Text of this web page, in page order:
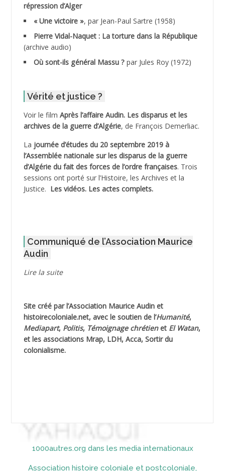
ADDALA Boualem*
ADDANE
ADDECHE Rachid
ADELIOUAT Vve AIT SAADA
ADJANI Khaled
ADJAOUT
ADNI Mohamed Akli
ADOUL Arab *
AGOULMINE
AHLOUCHE Mabrouk *
AIBLIED Ahmed
AICHEKADRA Sid Ahmed
AICI (ou AISSI) Laïd
répression d’Alger
« Une victoire », par Jean-Paul Sartre (1958)
Pierre Vidal-Naquet : La torture dans la République
(archive audio)
Où sont-ils général Massu ? par Jules Roy (1972)
Vérité et justice ?
Voir le film Après l’affaire Audin. Les disparus et les
archives de la guerre d’Algérie, de François Demerliac.
La journée d’études du 20 septembre 2019 à
l’Assemblée nationale sur les disparus de la guerre
d’Algérie du fait des forces de l’ordre françaises. Trois
sessions ont porté sur l’Histoire, les Archives et la
Justice. Les vidéos. Les actes complets.
Communiqué de l’Association Maurice
Audin
Lire la suite
Site créé par l’Association Maurice Audinet
histoirecoloniale.net, avec le soutien de l’Humanité,
Mediapart, Politis, Témoignage chrétienet El Watan,
et les associations Mrap, LDH, Acca, Sortir du
colonialisme.
1000autres.org dans les media internationaux
Association histoire coloniale et postcoloniale,